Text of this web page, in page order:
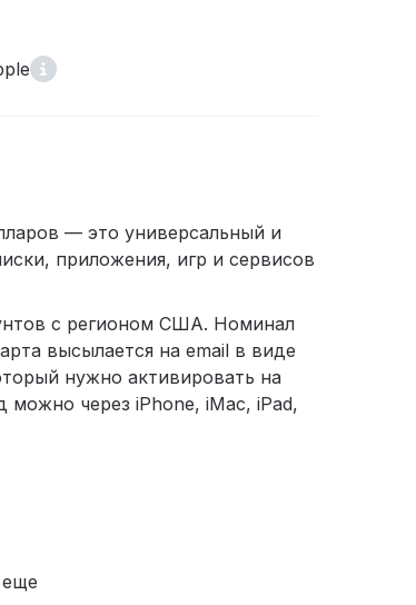
— это универсальный и
приложения, игр и сервисов
с регионом США. Номинал
высылается на email в виде
нужно активировать на
можно через iPhone, iMac, iPad,
еще